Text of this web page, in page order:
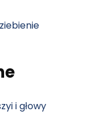
i głowy